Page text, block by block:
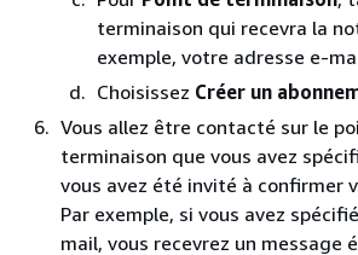
terminaison qui recevra la
exemple, votre adresse e-
Choisissez Créer un
Vous allez être contacté sur le
terminaison que vous avez
vous avez été invité à confirmer
Par exemple, si vous avez
mail, vous recevrez un message